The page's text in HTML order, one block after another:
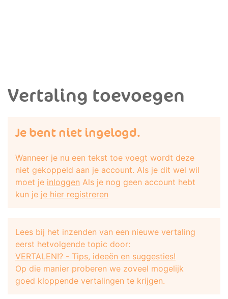
Vertaling toevoegen
Je bent niet ingelogd.
Wanneer je nu een tekst toe voegt wordt deze
niet gekoppeld aan je account. Als je dit wel wil
moet je inloggen Als je nog geen account hebt
kun je je hier registreren
Lees bij het inzenden van een nieuwe vertaling
eerst hetvolgende topic door:
VERTALEN!? - Tips, ideeën en suggesties!
Op die manier proberen we zoveel mogelijk
goed kloppende vertalingen te krijgen.